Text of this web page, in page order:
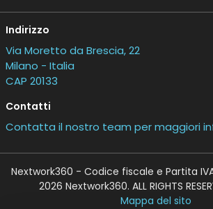
Indirizzo
Via Moretto da Brescia, 22
Milano - Italia
CAP 20133
Contatti
Contatta il nostro team per maggiori
Nextwork360 - Codice fiscale e Partita
2026 Nextwork360. ALL RIGHTS
Mappa del sito